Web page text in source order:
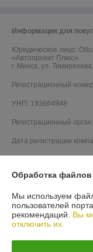
Информация для
Юридическое лицо:
«Автопроект Плюс»
г. Минск, ул.
Регистрационный
УНП: 193664948
Регистрационный
Дата регистрации
Обработка
Мы используем
пользователей
рекомендаций. Вы
отключить их.